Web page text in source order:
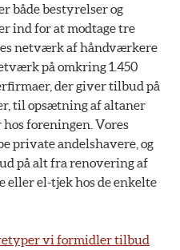
både bestyrelser og
ind for at modtage tre
netværk af håndværkere
på omkring 1.450
der giver tilbud på
til opsætning af altaner
foreningen. Vores
private andelshavere, og
på alt fra renovering af
el-tjek hos de enkelte
vi formidler tilbud